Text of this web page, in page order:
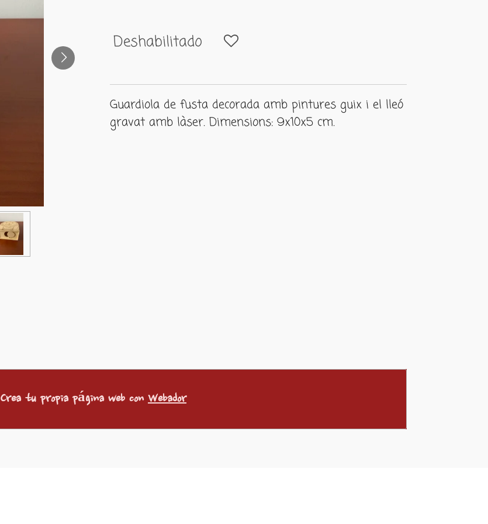
Deshabilitado
Guardiola de fusta decorada amb pintures guix i el lleó
gravat amb làser. Dimensions: 9x10x5 cm.
Crea tu propia página web con Webador